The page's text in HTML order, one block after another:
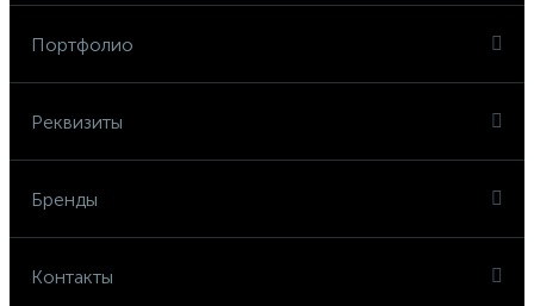
Портфолио
Реквизиты
Бренды
Контакты